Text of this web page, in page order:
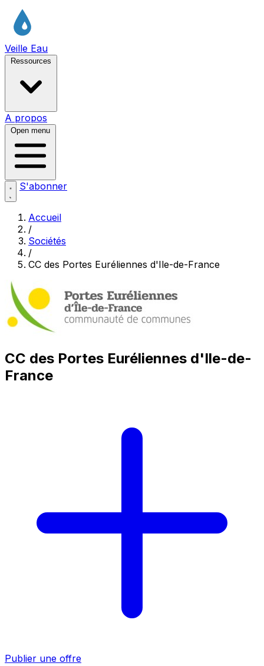
Veille Eau
Ressources
A propos
Open menu
S'abonner
Accueil
/
Sociétés
/
CC des Portes Euréliennes d'Ile-de-France
CC des Portes Euréliennes d'Ile-de-
France
Publier une offre